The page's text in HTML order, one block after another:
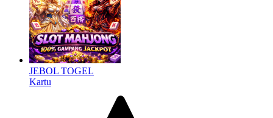
JEBOL TOGEL
Kartu